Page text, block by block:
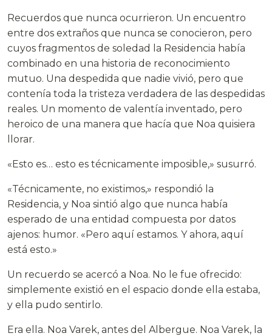
Recuerdos que nunca ocurrieron. Un encuentro
entre dos extraños que nunca se conocieron, pero
cuyos fragmentos de soledad la Residencia había
combinado en una historia de reconocimiento
mutuo. Una despedida que nadie vivió, pero que
contenía toda la tristeza verdadera de las despedidas
reales. Un momento de valentía inventado, pero
heroico de una manera que hacía que Noa quisiera
llorar.
«Esto es… esto es técnicamente imposible,» susurró.
«Técnicamente, no existimos,» respondió la
Residencia, y Noa sintió algo que nunca había
esperado de una entidad compuesta por datos
ajenos: humor. «Pero aquí estamos. Y ahora, aquí
está esto.»
Un recuerdo se acercó a Noa. No le fue ofrecido:
simplemente existió en el espacio donde ella estaba,
y ella pudo sentirlo.
Era ella. Noa Varek, antes del Albergue. Noa Varek, la